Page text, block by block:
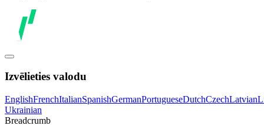
Izvēlieties valodu
EnglishFrenchItalianSpanishGermanPortugueseDutchCzechLatvian
Ukrainian
Breadcrumb